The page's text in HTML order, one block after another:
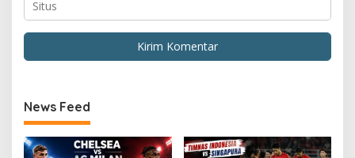
News Feed